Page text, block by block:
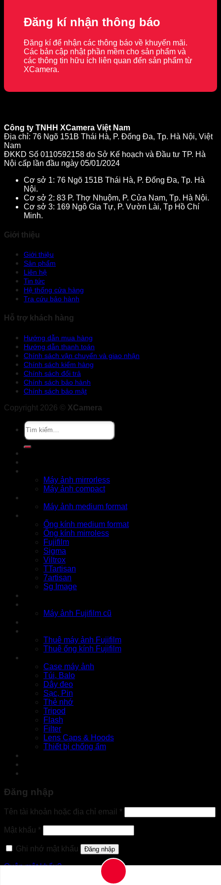
Đăng kí nhận thông báo
Đăng kí để nhận các thông báo về khuyến mãi.
Các bản cập nhật phần mềm cho sản phẩm và
các thông tin hữu ích liên quan đến sản phẩm từ
XCamera.
Công ty TNHH XCamera Việt Nam
Địa chỉ: 76 Ngõ 151B Thái Hà, P. Đống Đa, Tp. Hà Nội, Việt
Nam
ĐKKD Số 0110592158 do Sở Kế hoạch và Đầu tư TP. Hà
Nội cấp lần đầu ngày 05/01/2024
Cơ sở 1: 76 Ngõ 151B Thái Hà, P. Đống Đa, Tp. Hà
Nội.
Cơ sở 2: 83 P. Thợ Nhuộm, P. Cửa Nam, Tp. Hà Nội.
Cơ sở 3: 169 Ngô Gia Tự, P. Vườn Lài, Tp Hồ Chí
Minh.
Giới thiệu
Giới thiệu
Sản phẩm
Liên hệ
Tin tức
Hệ thống cửa hàng
Tra cứu bảo hành
Hỗ trợ khách hàng
Hướng dẫn mua hàng
Hướng dẫn thanh toán
Chính sách vận chuyển và giao nhận
Chính sách kiểm hàng
Chính sách đổi trả
Chính sách bảo hành
Chính sách bảo mật
Copyright 2026 © XCamera
Tìm
kiếm:
Máy ảnh mirrorless
Máy ảnh compact
Máy ảnh medium format
Ống kính medium format
Ống kính mirroless
Fujifilm
Sigma
Viltrox
TTartisan
7artisan
Sg Image
Máy ảnh Fujifilm cũ
Thuê máy ảnh Fujifilm
Thuê ống kính Fujifilm
Case máy ảnh
Túi, Balo
Dây đeo
Sạc, Pin
Thẻ nhớ
Tripod
Flash
Filter
Lens Caps & Hoods
Thiết bị chống ẩm
Đăng nhập
Tên tài khoản hoặc địa chỉ email *Bắt
buộc
Mật khẩu *Bắt
buộc
Ghi nhớ mật khẩu
Đăng nhập
Quên mật khẩu?